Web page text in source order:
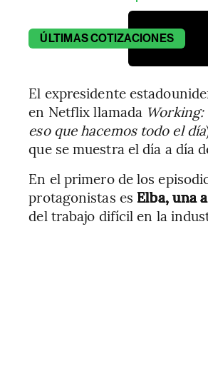
ÚLTIMASCOTIZACIONES
El expresidente
en Netflix llamada Working:
eso que hacemos todo el día
que se muestra el día a día
En el primero de los
protagonistas es Elba, una
del trabajo difícil en la